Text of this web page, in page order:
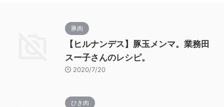
豚肉
【ヒルナンデス】豚玉メンマ。業務田
スー子さんのレシピ。
2020/7/20
ひき肉